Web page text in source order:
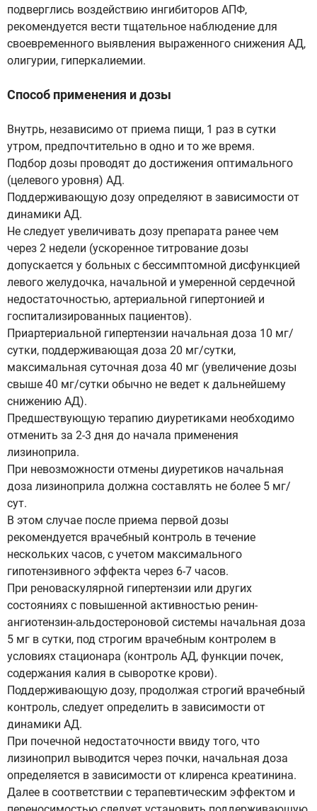
подверглись воздействию ингибиторов АПФ,
рекомендуется вести тщательное наблюдение для
своевременного выявления выраженного снижения АД,
олигурии, гиперкалиемии.
Способ применения и дозы
Внутрь, независимо от приема пищи, 1 раз в сутки
утром, предпочтительно в одно и то же время.
Подбор дозы проводят до достижения оптимального
(целевого уровня) АД.
Поддерживающую дозу определяют в зависимости от
динамики АД.
Не следует увеличивать дозу препарата ранее чем
через 2 недели (ускоренное титрование дозы
допускается у больных с бессимптомной дисфункцией
левого желудочка, начальной и умеренной сердечной
недостаточностью, артериальной гипертонией и
госпитализированных пациентов).
Приартериальной гипертензии начальная доза 10 мг/
сутки, поддерживающая доза 20 мг/сутки,
максимальная суточная доза 40 мг (увеличение дозы
свыше 40 мг/сутки обычно не ведет к дальнейшему
снижению АД).
Предшествующую терапию диуретиками необходимо
отменить за 2-3 дня до начала применения
лизиноприла.
При невозможности отмены диуретиков начальная
доза лизиноприла должна составлять не более 5 мг/
сут.
В этом случае после приема первой дозы
рекомендуется врачебный контроль в течение
нескольких часов, с учетом максимального
гипотензивного эффекта через 6-7 часов.
При реноваскулярной гипертензии или других
состояниях с повышенной активностью ренин-
ангиотензин-альдостероновой системы начальная доза
5 мг в сутки, под строгим врачебным контролем в
условиях стационара (контроль АД, функции почек,
содержания калия в сыворотке крови).
Поддерживающую дозу, продолжая строгий врачебный
контроль, следует определить в зависимости от
динамики АД.
При почечной недостаточности ввиду того, что
лизиноприл выводится через почки, начальная доза
определяется в зависимости от клиренса креатинина.
Далее в соответствии с терапевтическим эффектом и